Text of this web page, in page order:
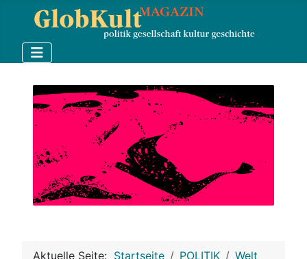
Aktuelle Seite: Startseite POLITIK
Welt